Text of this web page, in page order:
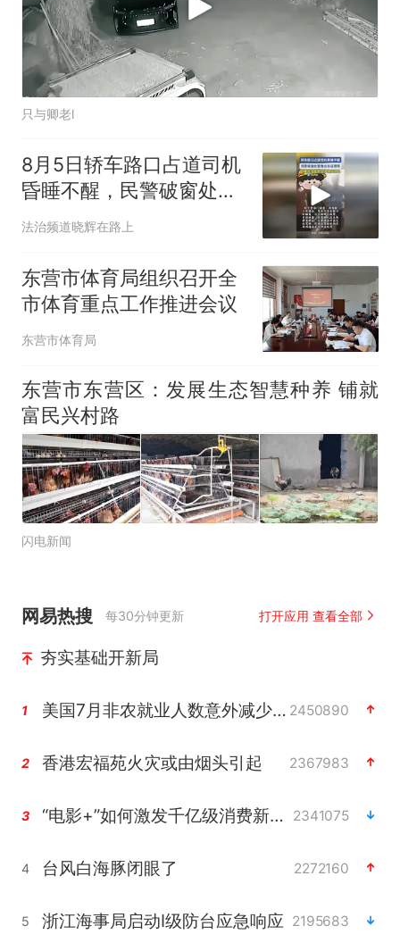
只与卿老l
8月5日轿车路口占道司机
昏睡不醒，民警破窗处置
查出无证酒驾，双重违法
法治频道晓辉在路上
东营市体育局组织召开全
市体育重点工作推进会议
东营市体育局
东营市东营区：发展生态智慧种养 铺就
富民兴村路
闪电新闻
网易热搜 每30分钟更新 打开应用 查看全部
夯实基础开新局
1 美国7月非农就业人数意外减少2.3万人 2450890
2 香港宏福苑火灾或由烟头引起 2367983
3 “电影+”如何激发千亿级消费新活力？ 2341075
4 台风白海豚闭眼了 2272160
5 浙江海事局启动Ⅰ级防台应急响应 2195683